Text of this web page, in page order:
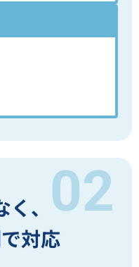
、
対応